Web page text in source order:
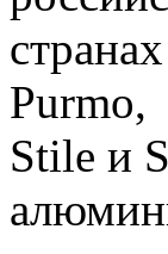
Purmo,
Stile и